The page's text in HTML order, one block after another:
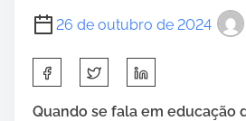
o
c
o
e
26 de outubro de 2024
h
a
Quando se fala em educação